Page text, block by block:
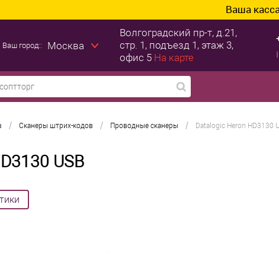
Ваша касса уже
Ваш город:: Москва
Волгоградский пр-т, д.21,
стр. 1, подъезд 1, этаж 3,
офис 5 На карте
/ Сканеры штрих-кодов / Проводные сканеры / Datalogic Heron HD3130
USB